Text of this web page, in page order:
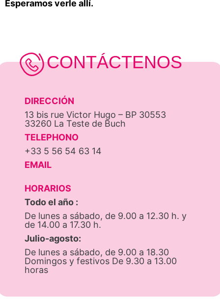
Esperamos verle allí.
CONTÁCTENOS
DIRECCIÓN
13 bis rue Victor Hugo – BP 30553
33260 La Teste de Buch
TELEPHONO
+33 5 56 54 63 14
EMAIL
HORARIOS
Todo el año :
De lunes a sábado, de 9.00 a 12.30 h. y
de 14.00 a 17.30 h.
Julio-agosto:
De lunes a sábado, de 9.00 a 18.30
Domingos y festivos De 9.30 a 13.00
horas